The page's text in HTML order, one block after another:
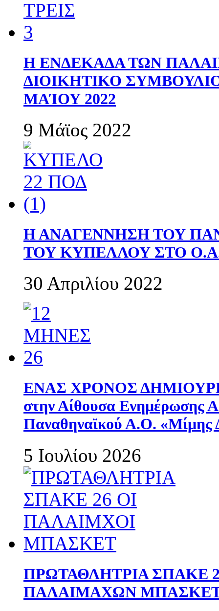
Η ΕΝΔΕΚΑΔΑ ΤΩΝ
ΔΙΟΙΚΗΤΙΚΟ
ΜΑΊΟΥ 2022
9 Μάϊος 2022
Η ΑΝΑΓΕΝΝΗΣΗ ΤΟΥ
ΤΟΥ ΚΥΠΕΛΛΟΥ ΣΤΟ
30 Απριλίου 2022
ΕΝΑΣ ΧΡΟΝΟΣ
στην Αίθουσα Ενημέρωσης
Παναθηναϊκού Α.Ο. «Μίμης
5 Ιουλίου 2026
ΠΡΩΤΑΘΛΗΤΡΙΑ ΣΠΑΚΕ
ΠΑΛΑΙΜΑΧΩΝ